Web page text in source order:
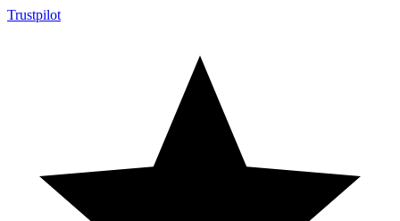
Trustpilot